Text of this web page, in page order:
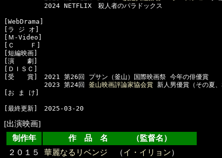
  　　　　　2024 NETFLIX　殺人者のパラドックス
[WebDrama]
[ラ ジ オ]
[Ｍ-Video]
[Ｃ    Ｆ]
[短編映画]
[演　　劇]
[ＤＩＳＣ]
[受　　賞]　2021 第26回 プサン（釜山）国際映画祭 今年の俳優賞
  　　　　　2023 第24回
釜山映画評論家協会賞 新人男優賞（その夏
[お ま け]
[出演映画]
制作年
作 品 名 （監督名）
２０１５
華麗なるリベンジ （イ・イリョン）